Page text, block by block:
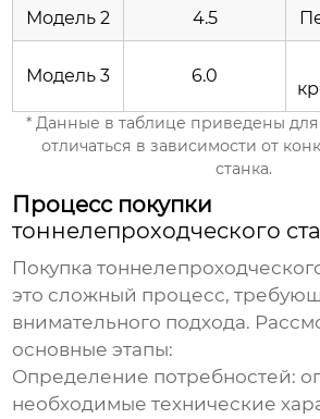
Модель 2 4.5
Модель 3 6.0
* Данные в таблице приведены
отличаться в зависимости от
станка.
Процесс покупки
тоннелепроходческого
Покупка
это сложный процесс,
внимательного подхода.
основные этапы:
Определение потребностей:
необходимые технические